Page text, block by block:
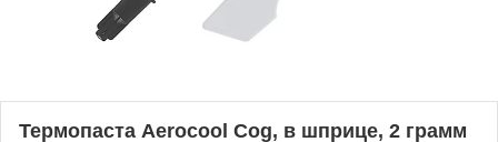
Термопаста Aerocool Cog, в шприце, 2 грамм